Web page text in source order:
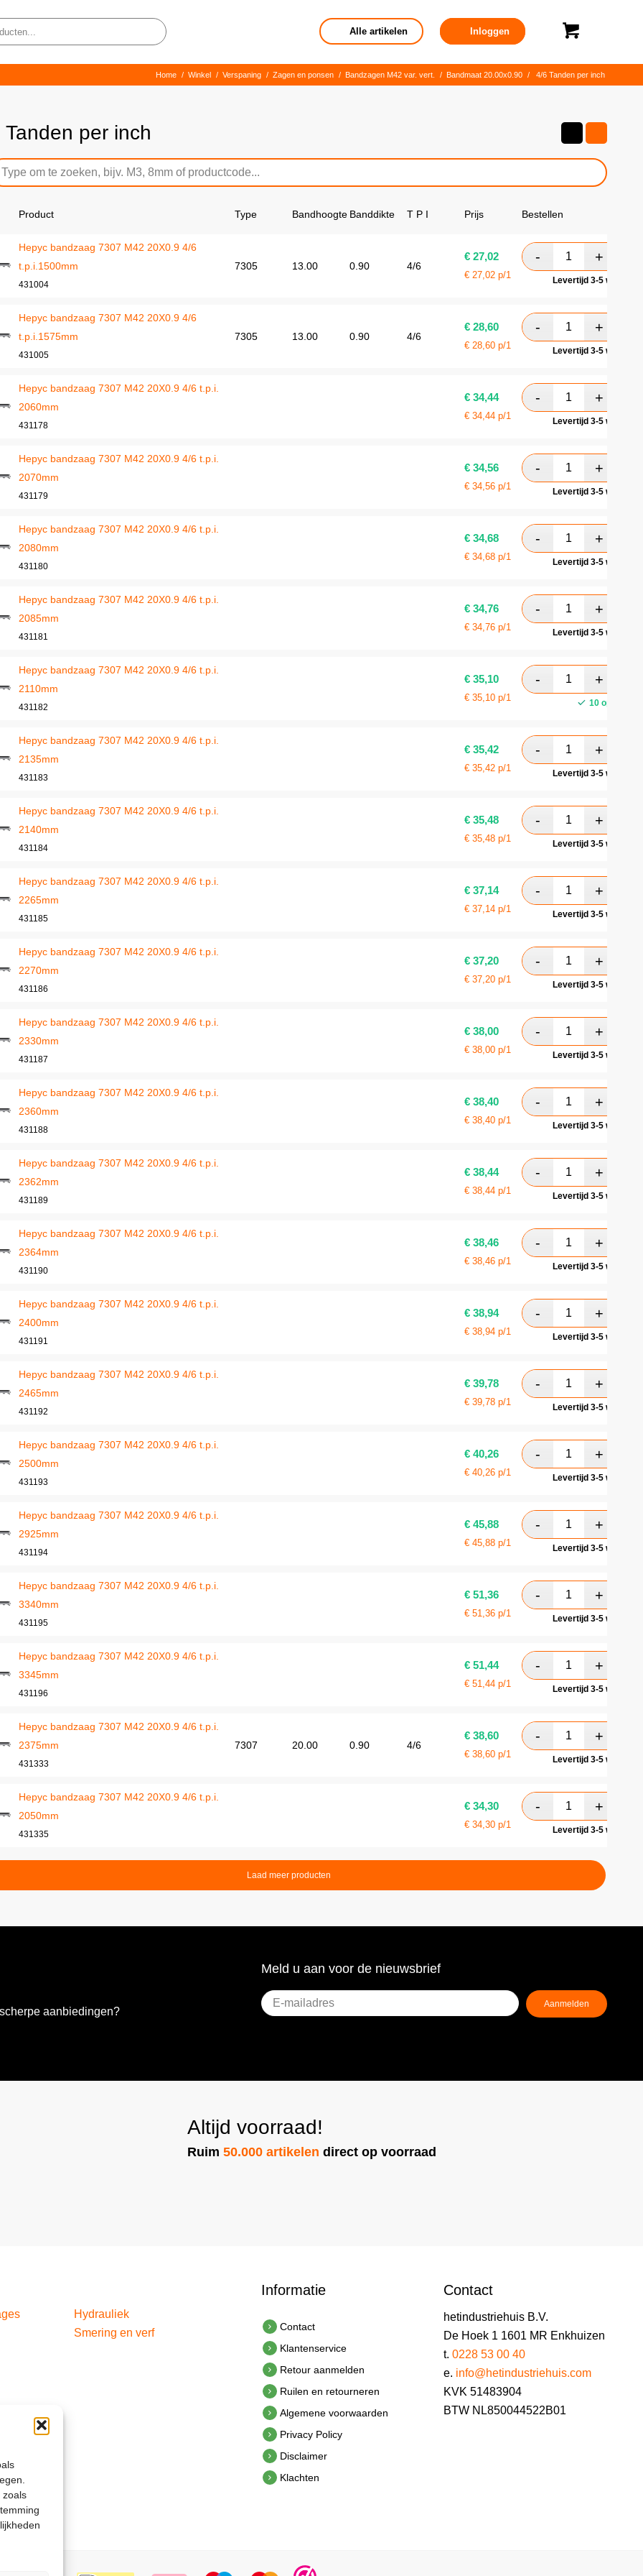
zoals
Alle artikelen Inloggen
Home / Winkel / Verspaning / Zagen en ponsen / Bandzagen M42 var. vert. / Bandmaat 20.00x0.90 / 4/6 Tanden per inch
Tanden per inch
Product Type Bandhoogte Banddikte T P I Prijs Bestellen
Hepyc bandzaag 7307 M42 20X0.9 4/6
t.p.i.1500mm
431004
7305 13.00 0.90 4/6
€ 27,02
€ 27,02 p/1 Levertijd 3-5
Hepyc bandzaag 7307 M42 20X0.9 4/6
t.p.i.1575mm
431005
7305 13.00 0.90 4/6
€ 28,60
€ 28,60 p/1 Levertijd 3-5
Hepyc bandzaag 7307 M42 20X0.9 4/6 t.p.i.
2060mm
431178
€ 34,44
€ 34,44 p/1 Levertijd 3-5
Hepyc bandzaag 7307 M42 20X0.9 4/6 t.p.i.
2070mm
431179
€ 34,56
€ 34,56 p/1 Levertijd 3-5
Hepyc bandzaag 7307 M42 20X0.9 4/6 t.p.i.
2080mm
431180
€ 34,68
€ 34,68 p/1 Levertijd 3-5
Hepyc bandzaag 7307 M42 20X0.9 4/6 t.p.i.
2085mm
431181
€ 34,76
€ 34,76 p/1 Levertijd 3-5
Hepyc bandzaag 7307 M42 20X0.9 4/6 t.p.i.
2110mm
431182
€ 35,10
€ 35,10 p/1 10 op
Hepyc bandzaag 7307 M42 20X0.9 4/6 t.p.i.
2135mm
431183
€ 35,42
€ 35,42 p/1 Levertijd 3-5
Hepyc bandzaag 7307 M42 20X0.9 4/6 t.p.i.
2140mm
431184
€ 35,48
€ 35,48 p/1 Levertijd 3-5
Hepyc bandzaag 7307 M42 20X0.9 4/6 t.p.i.
2265mm
431185
€ 37,14
€ 37,14 p/1 Levertijd 3-5
Hepyc bandzaag 7307 M42 20X0.9 4/6 t.p.i.
2270mm
431186
€ 37,20
€ 37,20 p/1 Levertijd 3-5
Hepyc bandzaag 7307 M42 20X0.9 4/6 t.p.i.
2330mm
431187
€ 38,00
€ 38,00 p/1 Levertijd 3-5
Hepyc bandzaag 7307 M42 20X0.9 4/6 t.p.i.
2360mm
431188
€ 38,40
€ 38,40 p/1 Levertijd 3-5
Hepyc bandzaag 7307 M42 20X0.9 4/6 t.p.i.
2362mm
431189
€ 38,44
€ 38,44 p/1 Levertijd 3-5
Hepyc bandzaag 7307 M42 20X0.9 4/6 t.p.i.
2364mm
431190
€ 38,46
€ 38,46 p/1 Levertijd 3-5
Hepyc bandzaag 7307 M42 20X0.9 4/6 t.p.i.
2400mm
431191
€ 38,94
€ 38,94 p/1 Levertijd 3-5
Hepyc bandzaag 7307 M42 20X0.9 4/6 t.p.i.
2465mm
431192
€ 39,78
€ 39,78 p/1 Levertijd 3-5
Hepyc bandzaag 7307 M42 20X0.9 4/6 t.p.i.
2500mm
431193
€ 40,26
€ 40,26 p/1 Levertijd 3-5
Hepyc bandzaag 7307 M42 20X0.9 4/6 t.p.i.
2925mm
431194
€ 45,88
€ 45,88 p/1 Levertijd 3-5
Hepyc bandzaag 7307 M42 20X0.9 4/6 t.p.i.
3340mm
431195
€ 51,36
€ 51,36 p/1 Levertijd 3-5
Hepyc bandzaag 7307 M42 20X0.9 4/6 t.p.i.
3345mm
431196
€ 51,44
€ 51,44 p/1 Levertijd 3-5
Hepyc bandzaag 7307 M42 20X0.9 4/6 t.p.i.
2375mm
431333
7307 20.00 0.90 4/6
€ 38,60
€ 38,60 p/1 Levertijd 3-5
Hepyc bandzaag 7307 M42 20X0.9 4/6 t.p.i.
2050mm
431335
€ 34,30
€ 34,30 p/1 Levertijd 3-5
Laad meer producten
aanbiedingen?
Meld u aan voor de nieuwsbrief
E-
mailadres(Vereist)
Aanmelden
Altijd voorraad!
Ruim50.000 artikelen direct op voorraad
Hydrauliek
Smering en verf
Informatie
Contact
Klantenservice
Retour aanmelden
Ruilen en retourneren
Algemene voorwaarden
Privacy Policy
Disclaimer
Klachten
Contact
hetindustriehuis B.V.
De Hoek 1 1601 MR Enkhuizen
t. 0228 53 00 40
e. info@hetindustriehuis.com
KVK 51483904
BTW NL850044522B01